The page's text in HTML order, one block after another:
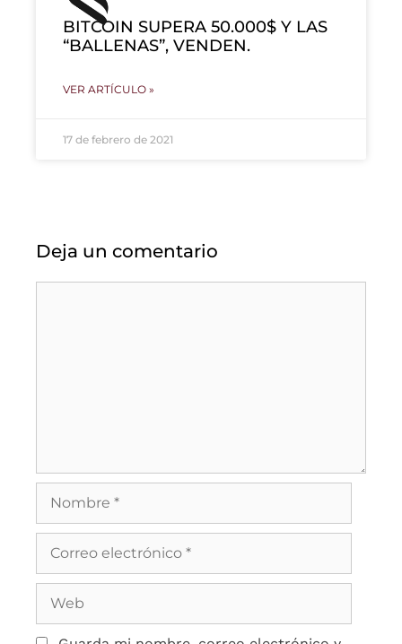
BITCOIN SUPERA 50.000$ Y LAS
“BALLENAS”, VENDEN.
VER ARTÍCULO »
17 de febrero de 2021
Deja un comentario